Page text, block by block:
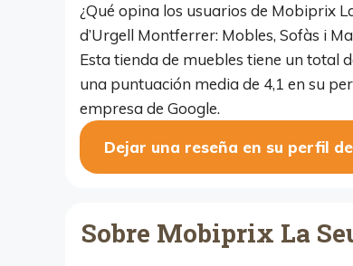
¿Qué opina los usuarios de Mobiprix
d’Urgell Montferrer: Mobles, Sofàs i
Esta tienda de muebles tiene un total
una puntuación media de 4,1 en su
empresa de Google.
Dejar una reseña en su perfil
Sobre Mobiprix La